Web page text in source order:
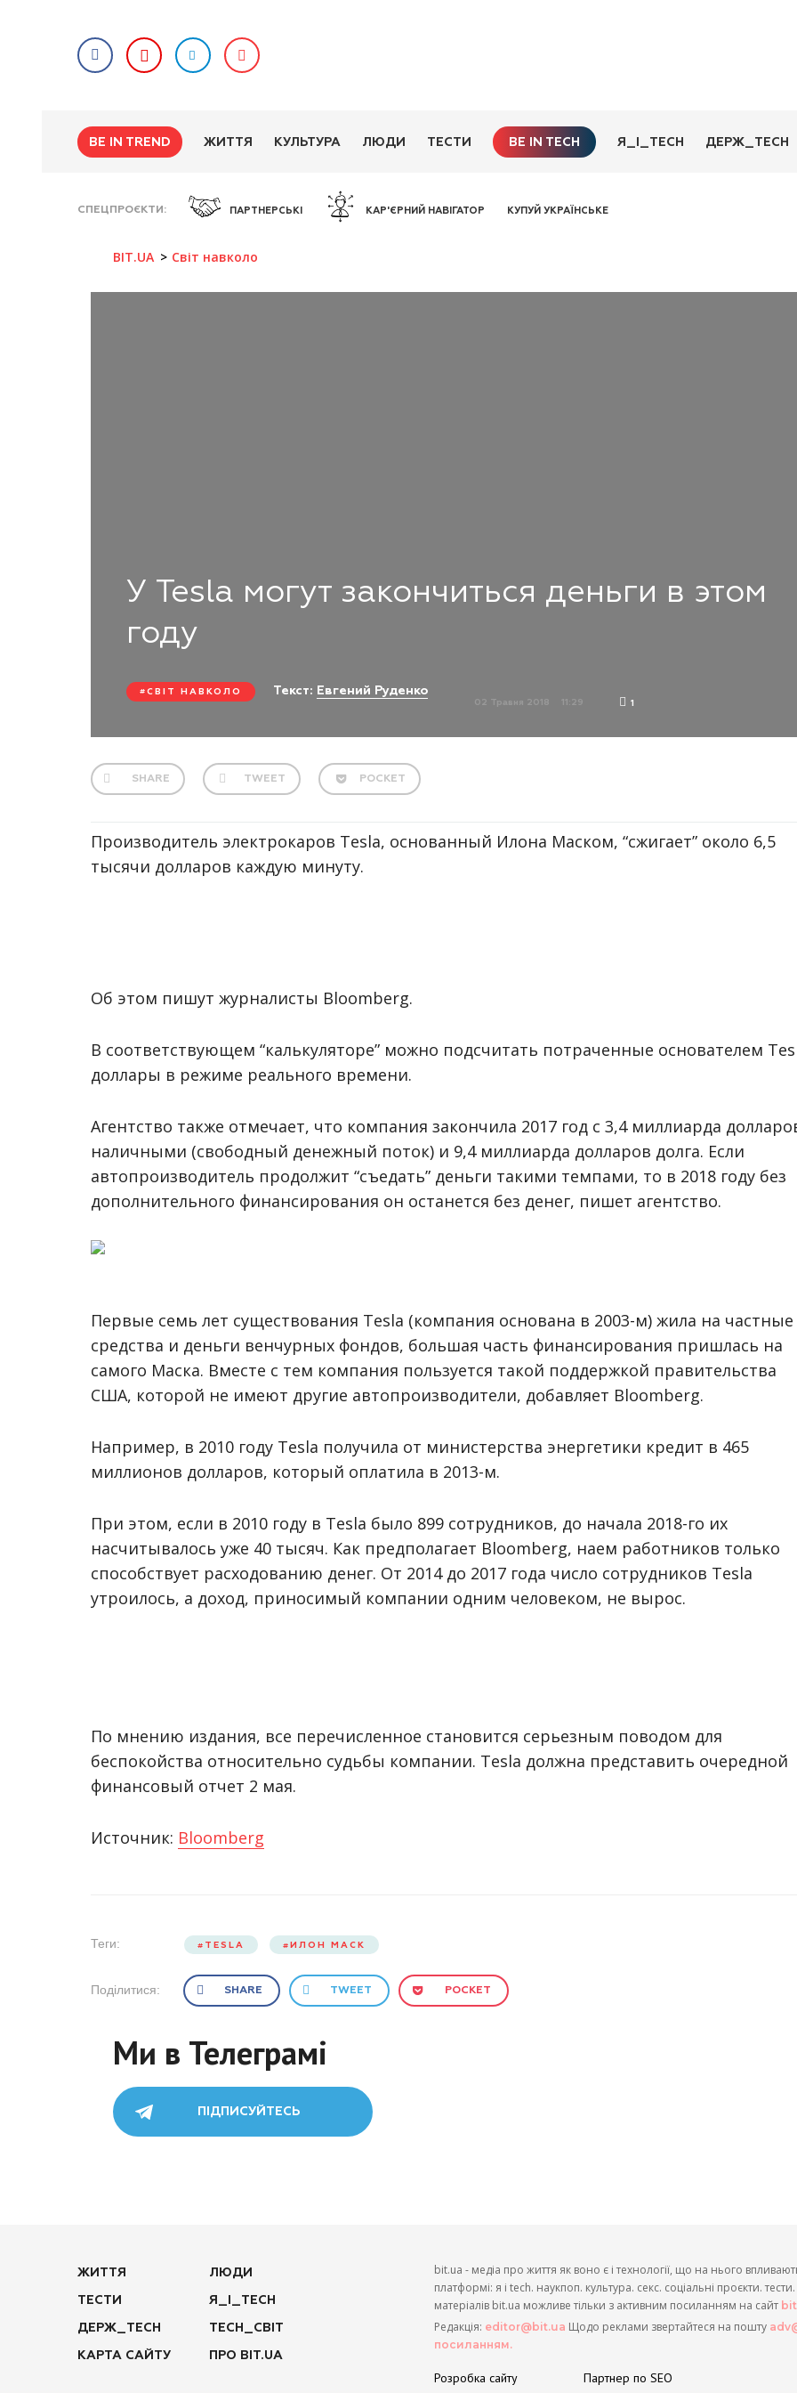
BE IN TREND ЖИТТЯ КУЛЬТУРА ЛЮДИ ТЕСТИ BE IN TECH Я_І_TECH ДЕРЖ_TECH
СПЕЦПРОЄКТИ ПАРТНЕРСЬКІ КАР'ЄРНИЙ НАВІГАТОР КУПУЙ УКРАЇНСЬКЕ
BIT.UA Світ навколо
У Tesla могут закончиться деньги в этом
году
СВІТ НАВКОЛО Текст: Евгений Руденко
02 Травня 2018 11:29 1
SHARE TWEET POCKET
Производитель электрокаров Tesla, основанный Илона Маском, “сжигает” около 6,5
тысячи долларов каждую минуту.
Об этом пишут журналисты Bloomberg.
В соответствующем “калькуляторе” можно подсчитать потраченные основателем
доллары в режиме реального времени.
Агентство также отмечает, что компания закончила 2017 год с 3,4 миллиарда
наличными (свободный денежный поток) и 9,4 миллиарда долларов долга. Если
автопроизводитель продолжит “съедать” деньги такими темпами, то в 2018 году без
дополнительного финансирования он останется без денег, пишет агентство.
Первые семь лет существования Tesla (компания основана в 2003-м) жила на частные
средства и деньги венчурных фондов, большая часть финансирования пришлась на
самого Маска. Вместе с тем компания пользуется такой поддержкой правительства
США, которой не имеют другие автопроизводители, добавляет Bloomberg.
Например, в 2010 году Tesla получила от министерства энергетики кредит в 465
миллионов долларов, который оплатила в 2013-м.
При этом, если в 2010 году в Tesla было 899 сотрудников, до начала 2018-го их
насчитывалось уже 40 тысяч. Как предполагает Bloomberg, наем работников только
способствует расходованию денег. От 2014 до 2017 года число сотрудников Tesla
утроилось, а доход, приносимый компании одним человеком, не вырос.
По мнению издания, все перечисленное становится серьезным поводом для
беспокойства относительно судьбы компании. Tesla должна представить очередной
финансовый отчет 2 мая.
Источник: Bloomberg
Теги: TESLA ИЛОН МАСК
Поділитися: SHARE TWEET POCKET
Ми в Телеграмі
ПІДПИСУЙТЕСЬ
ЖИТТЯ ЛЮДИ
ТЕСТИ Я_І_TECH
ДЕРЖ_TECH TECH_СВІТ
КАРТА САЙТУ ПРО BIT.UA
bit.ua - медіа про життя як воно є і технології, що на нього
платформі: я і tech. наукпоп. культура. секс. соціальні проєкти.
матеріалів bit.ua можливе тільки з активним посиланням на сайт
Редакція: editor@bit.ua Щодо реклами звертайтеся на пошту
посиланням.
Розробка сайту Партнер по SEO